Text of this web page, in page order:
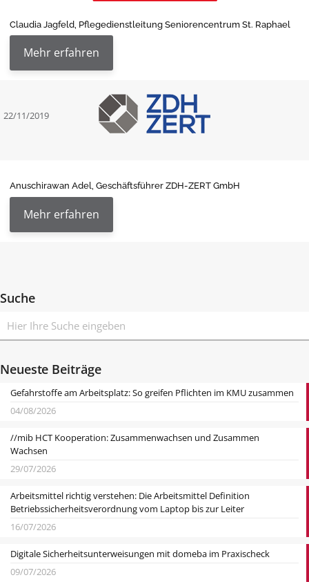
Claudia Jagfeld, Pflegedienstleitung Seniorencentrum St. Raphael
Mehr erfahren
22/11/2019
Anuschirawan Adel, Geschäftsführer ZDH-ZERT GmbH
Mehr erfahren
Suche
Neueste Beiträge
Gefahrstoffe am Arbeitsplatz: So greifen Pflichten im KMU zusammen
04/08/2026
//mib HCT Kooperation: Zusammenwachsen und Zusammen
Wachsen
29/07/2026
Arbeitsmittel richtig verstehen: Die Arbeitsmittel Definition
Betriebssicherheitsverordnung vom Laptop bis zur Leiter
16/07/2026
Digitale Sicherheitsunterweisungen mit domeba im Praxischeck
09/07/2026